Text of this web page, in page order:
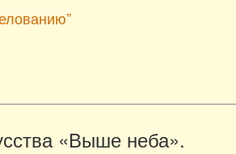
«Выше неба».